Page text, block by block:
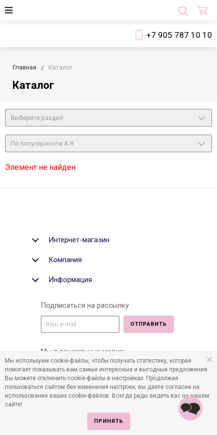
+7 905 787 10 10
Главная Каталог
Каталог
Выберите раздел
По популярности А Я
Элемент не найден
Интернет-магазин
Компания
Информация
Подписаться на рассылку
ОТПРАВИТЬ
Мы в социальных медиа:
©2011-2026 Все права защищены. Интернет-магазин
Мы используем cookie-файлы, чтобы получать статистику, которая
помогает показывать вам самые интересные и выгодные предложения.
Вы можете отключить cookie-файлы в настройках. Продолжая
пользоваться сайтом без изменения настроек, вы даете согласие на
использование ваших cookie-файлов. Всегда рады видеть вас на нашем
сайте!
ПРИНЯТЬ